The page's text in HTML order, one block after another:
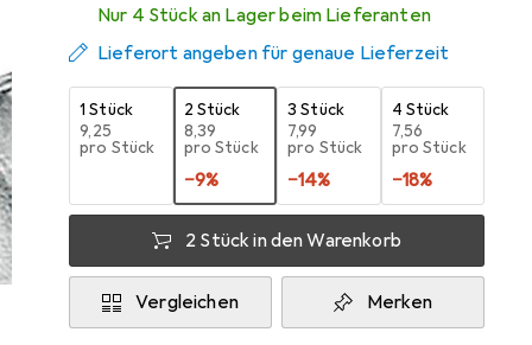
Nur 4 Stück an Lager beim Lieferanten
Lieferort angeben für genaue Lieferzeit
1 Stück
EUR
9,25
pro Stück
2 Stück
EUR
8,39
pro Stück
−9%
3 Stück
EUR
7,99
pro Stück
−14%
4 Stück
EUR
7,56
pro Stück
−18%
2 Stück in den Warenkorb
Vergleichen Merken